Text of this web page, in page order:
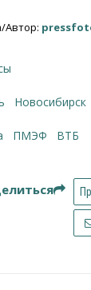
Автор:
Новосибирcк
ПМЭФ ВТБ